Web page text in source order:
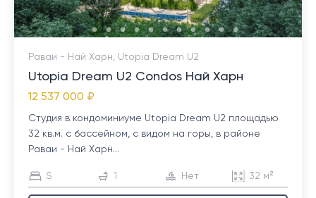
Раваи - Най Харн, Utopia Dream U2
Utopia Dream U2 Condos Най Харн
12 537 000 ₽
Студия в кондоминиуме Utopia Dream U2 площадью
32 кв.м. с бассейном, с видом на горы, в районе
Раваи - Най Харн...
S 1 Нет 32 м²